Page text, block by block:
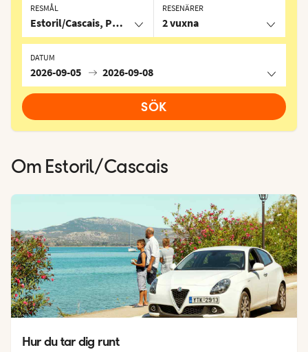
RESMÅL
Estoril/Cascais, Portugal
DATUM
2026-09-05 2026-09-08
RESENÄRER
2 vuxna
SÖK
Om Estoril/Cascais
Hur du tar dig runt